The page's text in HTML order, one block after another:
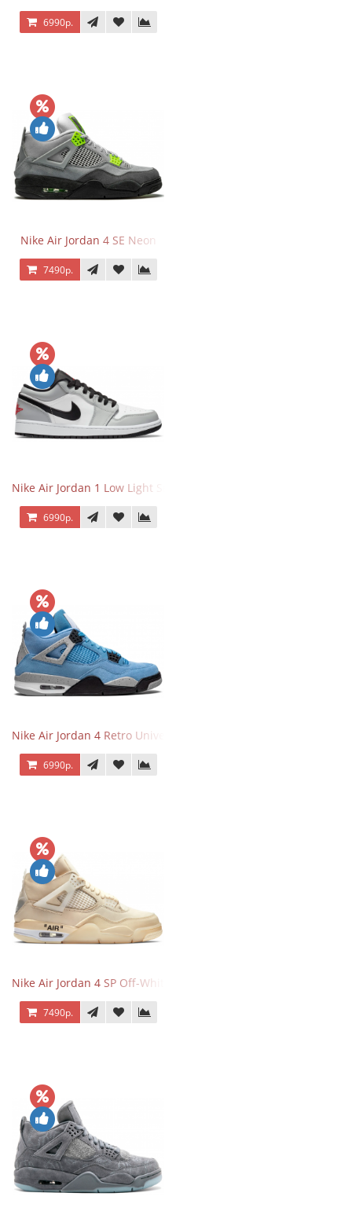
6990р.
Nike Air Jordan 4 SE Neon
7490р.
Nike Air Jordan 1 Low Light Smoke Grey
6990р.
Nike Air Jordan 4 Retro University Blue
6990р.
Nike Air Jordan 4 SP Off-White Sail
7490р.